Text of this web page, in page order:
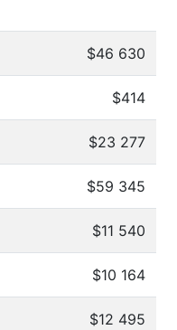
$46 630
$414
$23 277
$59 345
$11 540
$10 164
$12 495